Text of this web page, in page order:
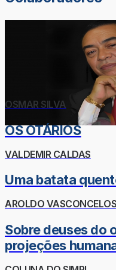
OSMAR SILVA
OS OTÁRIOS
VALDEMIR CALDAS
Uma batata
AROLDO VASCONCELOS
Sobre deuses do
projeções